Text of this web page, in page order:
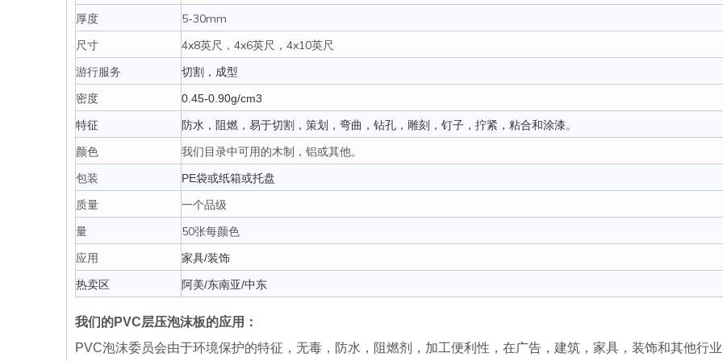
厚度
5-30mm
尺寸
4x8英尺，4x6英尺，4x10英尺
游行服务
切割，成型
密度 0.45-0.90g/cm3
特征 防水，阻燃，易于切割，策划，弯曲，钻孔，雕刻，钉子，拧紧，粘合和涂漆。
颜色
我们目录中可用的木制，铝或其他。
包装
PE袋或纸箱或托盘
质量
一个品级
量
50张每颜色
应用
家具/装饰
热卖区 阿美/东南亚/中东
我们的PVC层压泡沫板的应用：
PVC泡沫委员会由于环境保护的特征，无毒，防水，阻燃剂，加工便利性，在广告，建筑，家具，装饰和其他行